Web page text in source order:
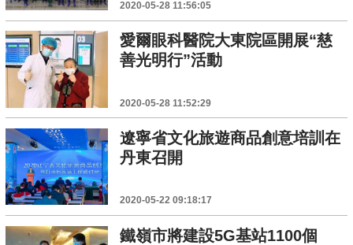
2020-05-28 11:56:05
愛爾眼科醫院大東院區開展“慈
善光明行”活動
2020-05-28 11:52:29
遼寧省文化旅遊商品創意培訓在
丹東召開
2020-05-22 09:18:17
鐵嶺市將建設5G基站1100個